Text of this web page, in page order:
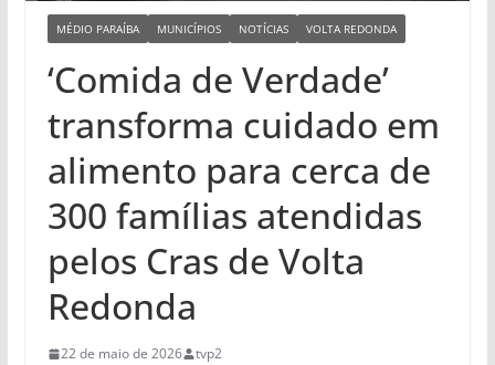
MÉDIO PARAÍBA MUNICÍPIOS NOTÍCIAS VOLTA REDONDA
‘Comida de Verdade’
transforma cuidado em
alimento para cerca de
300 famílias atendidas
pelos Cras de Volta
Redonda
22 de maio de 2026 tvp2